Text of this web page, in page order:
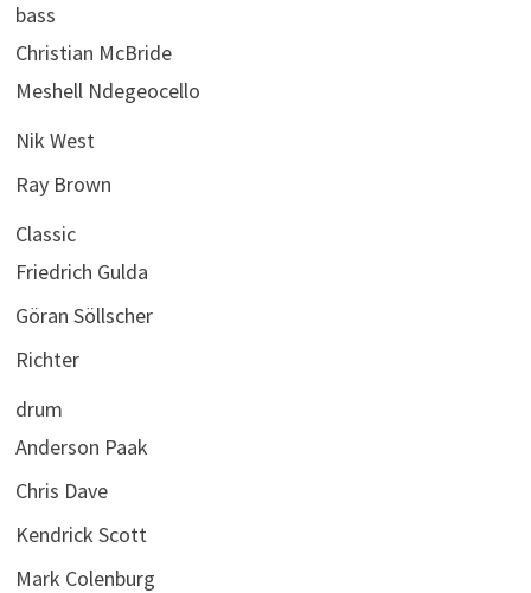
bass
Christian McBride
Meshell Ndegeocello
Nik West
Ray Brown
Classic
Friedrich Gulda
Göran Söllscher
Richter
drum
Anderson Paak
Chris Dave
Kendrick Scott
Mark Colenburg